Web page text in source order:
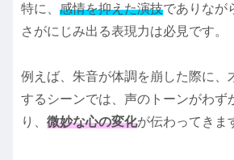
特に、 感情を抑えた演技でありなが
さがにじみ出る表現力は必見です。
例えば、朱音が体調を崩した際に、
するシーンでは、声のトーンがわず
り、 微妙な心の変化が伝わってきま